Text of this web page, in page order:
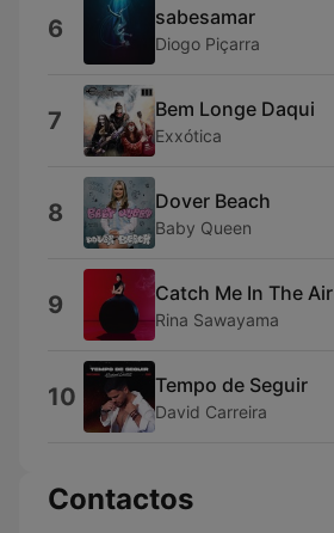
6 sabesamar
Diogo Piçarra
7 Bem Longe Daqui
Exxótica
8 Dover Beach
Baby Queen
9 Catch Me In The Air
Rina Sawayama
10 Tempo de Seguir
David Carreira
Contactos